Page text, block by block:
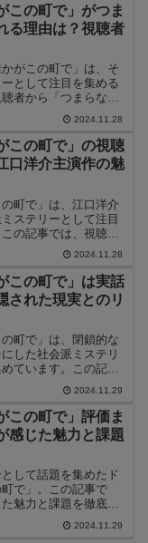
この町で」がつま
る理由は？視聴者
がこの町で」は、そ
として注目を集める
者から「つまらな
がっています。ま
に対する改善の余地に
す。
2024.11.28
この町で」の視聴
口洋介主演作の魅
町で」は、江口洋介
ステリーとして注目
の記事では、視聴率
もとに、ドラマの魅
2024.11.28
この町で」は実話
された現実とのリ
町で」は、閉鎖的な
した社会派ミステリ
ています。この記事
会のリンクについて
マがどのように現実の
るのかを探ります。
2024.11.29
この町で」評価ま
感じた魅力と課題
して話題を集めたド
で」。この記事で
魅力と課題を徹底分
を総括します。2024.11.29